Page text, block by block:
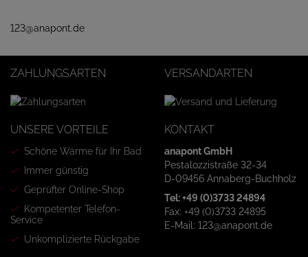
123@anapont.de
ZAHLUNGSARTEN VERSANDARTEN
UNSERE VORTEILE
Schöne Wärme für Ihr Bad
Immer günstig
Geprüfter Online-Shop
Kompetenter Telefon-
Service
Unkomplizierte Rückgabe
KONTAKT
anapont GmbH
Pestalozzistraße 32-34
D-09456 Annaberg-Buchholz
Tel: +49 (0)3733 24894
Fax: +49 (0)3733 24895
E-Mail: 123@anapont.de